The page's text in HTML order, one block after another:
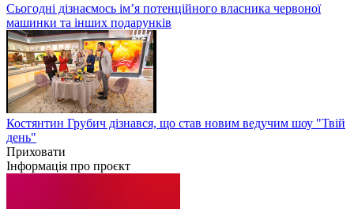
Сьогодні дізнаємось ім’я потенційного власника червоної
машинки та інших подарунків
Костянтин Грубич дізнався, що став новим ведучим шоу "Твій
день"
Приховати
Інформація про проєкт